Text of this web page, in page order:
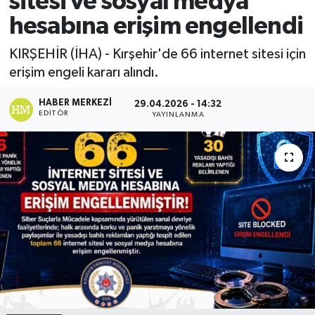
hesabına erişim engellendi
KIRŞEHİR (İHA) - Kırşehir'de 66 internet sitesi için
erişim engeli kararı alındı.
HABER MERKEZI
EDITÖR
29.04.2026 - 14:32
YAYINLANMA
Ekonomi
Sağlık
Tokat Haber